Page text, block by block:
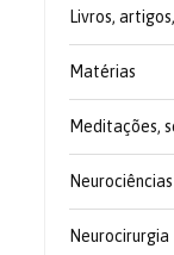
Livros,
Matérias
Meditações,
Neurociências
Neurocirurgia